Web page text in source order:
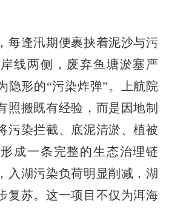
每逢汛期便裹挟着泥沙与污
线两侧，废弃鱼塘淤塞严
隐形的“污染炸弹”。上航院
照搬既有经验，而是因地制
污染拦截、底泥清淤、植被
成一条完整的生态治理链
入湖污染负荷明显削减，湖
复苏。这一项目不仅为洱海